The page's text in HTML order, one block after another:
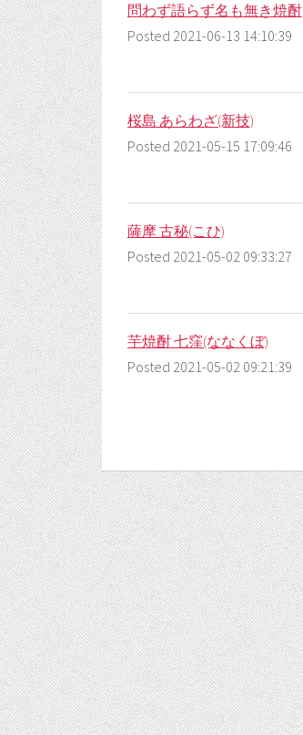
問わず語らず名も無き焼酎
Posted 2021-06-13 14:10:39
桜島 あらわざ(新技)
Posted 2021-05-15 17:09:46
薩摩 古秘(こひ)
Posted 2021-05-02 09:33:27
芋焼酎 七窪(ななくぼ)
Posted 2021-05-02 09:21:39